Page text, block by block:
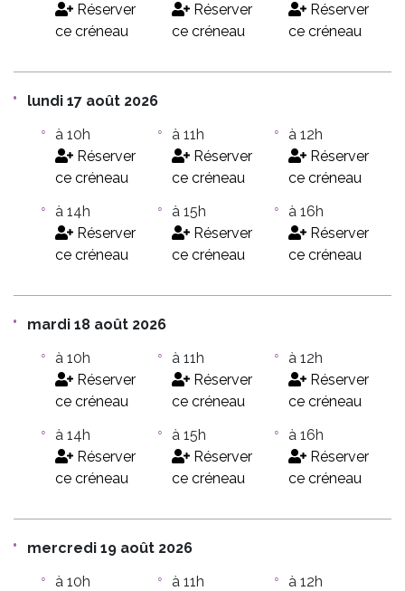
Réserver
ce créneau
Réserver
ce créneau
Réserver
ce créneau
lundi 17 août 2026
à 10h
Réserver
ce créneau
à 11h
Réserver
ce créneau
à 12h
Réserver
ce créneau
à 14h
Réserver
ce créneau
à 15h
Réserver
ce créneau
à 16h
Réserver
ce créneau
mardi 18 août 2026
à 10h
Réserver
ce créneau
à 11h
Réserver
ce créneau
à 12h
Réserver
ce créneau
à 14h
Réserver
ce créneau
à 15h
Réserver
ce créneau
à 16h
Réserver
ce créneau
mercredi 19 août 2026
à 10h
à 11h
à 12h